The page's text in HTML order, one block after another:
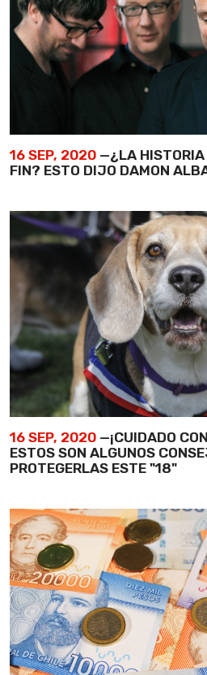
16 SEP, 2020 —¿LA HISTORIA
FIN? ESTO DIJO DAMON
16 SEP, 2020 —¡CUIDADO
ESTOS SON ALGUNOS
PROTEGERLAS ESTE "18"